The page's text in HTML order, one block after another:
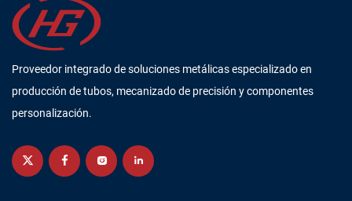
Proveedor integrado de soluciones metálicas especializado en
producción de tubos, mecanizado de precisión y componentes
personalización.